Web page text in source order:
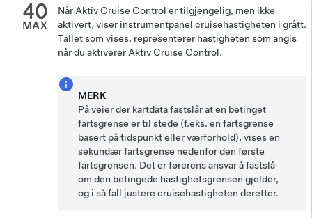
Når Aktiv Cruise Control er tilgjengelig, men ikke
aktivert, viser instrumentpanel cruisehastigheten i grått.
Tallet som vises, representerer hastigheten som angis
når du aktiverer Aktiv Cruise Control.
MERK
På veier der kartdata fastslår at en betinget
fartsgrense er til stede (f.eks. en fartsgrense
basert på tidspunkt eller værforhold), vises en
sekundær fartsgrense nedenfor den første
fartsgrensen. Det er førerens ansvar å fastslå
om den betingede hastighetsgrensen gjelder,
og i så fall justere cruisehastigheten deretter.